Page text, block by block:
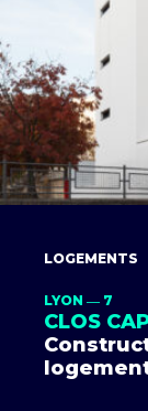
LOGEMENTS
LYON ― 7
CLOS